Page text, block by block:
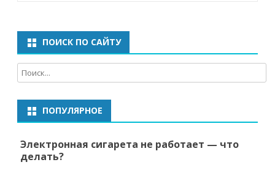
ПОИСК ПО САЙТУ
ПОПУЛЯРНОЕ
Электронная сигарета не работает — что
делать?